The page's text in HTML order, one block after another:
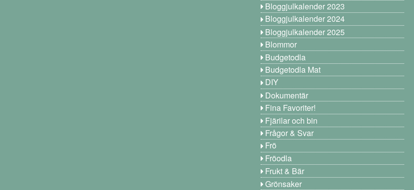
Bloggjulkalender 2023
Bloggjulkalender 2024
Bloggjulkalender 2025
Blommor
Budgetodla
Budgetodla Mat
DIY
Dokumentär
Fina Favoriter!
Fjärilar och bin
Frågor & Svar
Frö
Fröodla
Frukt & Bär
Grönsaker